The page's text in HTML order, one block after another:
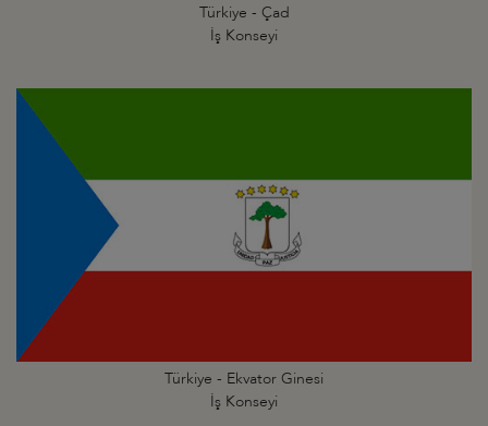
Türkiye - Çad
İş Konseyi
Türkiye - Ekvator Ginesi
İş Konseyi